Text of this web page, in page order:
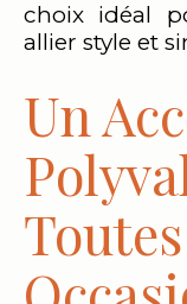
choix idéal
allier style et
Un